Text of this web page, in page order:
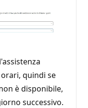
quindi se
è disponibile,
successivo.